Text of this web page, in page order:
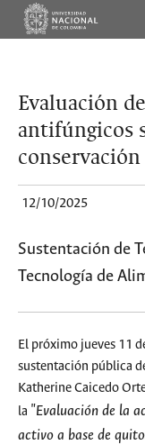
Evaluación
antifúngicos
conservación
12/10/2025
Sustentación de
Tecnología de
El próximo jueves 11
sustentación pública
Katherine Caicedo
la "Evaluación de la
activo a base de